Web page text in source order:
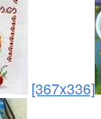
[367x336]